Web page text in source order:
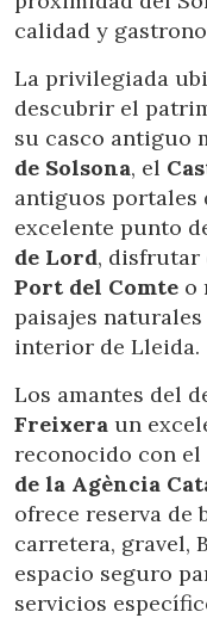
calidad y
La privilegiada
descubrir el
su casco antiguo
de Solsona, el
antiguos portales
excelente punto
de Lord, disfrutar
Port del Comte o
paisajes
interior de Lleida.
Los amantes del
Freixera un
reconocido con el
de la Agència
ofrece reserva de
carretera, gravel,
espacio seguro
servicios
Modificar
Técnicas y
Este sitio web utiliza
información con la
Si continua
instalación de las
de configurar su
impedir que sean
deberá tener en
dificultades de
Analíticas y